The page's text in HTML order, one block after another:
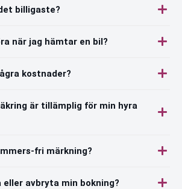
billigaste?
när jag hämtar en bil?
kostnader?
är tillämplig för min hyra
fri märkning?
eller avbryta min bokning?